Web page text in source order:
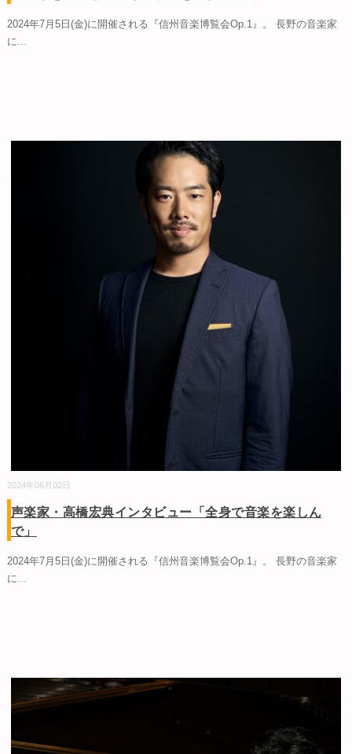
2024年7月5日(金)に開催される『信州音楽博覧会Op.1』。 長野の音楽家
に
2024年06月02日
声楽家・高橋宏典インタビュー「全身で音楽を楽しん
で」
2024年7月5日(金)に開催される『信州音楽博覧会Op.1』。 長野の音楽家
に